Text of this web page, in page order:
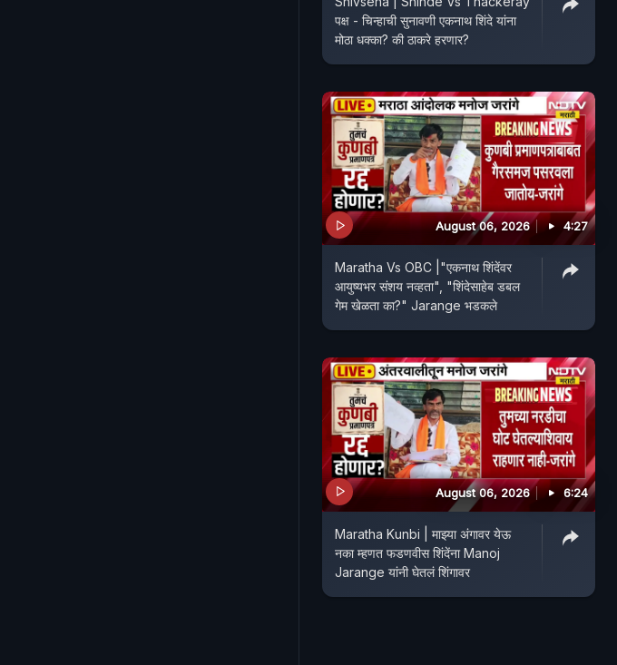
पक्ष - चिन्हाची सुनावणी एकनाथ शिंदे यांना
मोठा धक्का? की ठाकरे हरणार?
August 06, 2026 4:27
Maratha Vs OBC |"एकनाथ शिंदेंवर
आयुष्यभर संशय नव्हता", "शिंदेसाहेब डबल
गेम खेळता का?" Jarange भडकले
August 06, 2026 6:24
Maratha Kunbi | माझ्या अंगावर येऊ
नका म्हणत फडणवीस शिंदेंना Manoj
Jarange यांनी घेतलं शिंगावर